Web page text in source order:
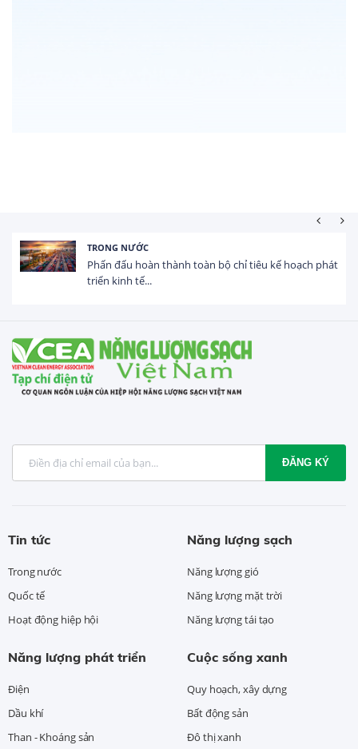
TRONG NƯỚC
Phấn đấu hoàn thành toàn bộ chỉ tiêu kế hoạch phát
triển kinh tế...
ĐĂNG KÝ
Tin tức
Trong nước
Quốc tế
Hoạt động hiệp hội
Năng lượng sạch
Năng lượng gió
Năng lượng mặt trời
Năng lượng tái tạo
Năng lượng phát triển
Điện
Dầu khí
Than - Khoáng sản
Cuộc sống xanh
Quy hoạch, xây dựng
Bất động sản
Đô thị xanh